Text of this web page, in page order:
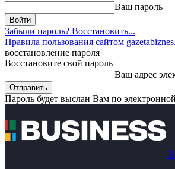
Ваш пароль
Забыли пароль? Восстановить...
Правила пользования сайтом
восстановление пароля
Восстановите свой пароль
Ваш адрес
Пароль будет выслан Вам по